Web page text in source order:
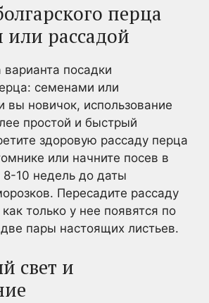
перца
рассадой
варианта посадки
семенами или
вы новичок, использование
простой и быстрый
здоровую рассаду перца
или начните посев в
10 недель до даты
Пересадите рассаду
только у нее появятся по
пары настоящих листьев.
свет и